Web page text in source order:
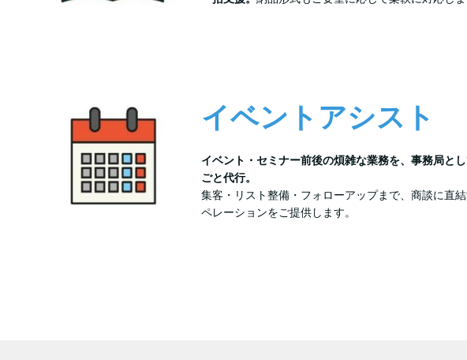
イベントアシスト
イベント・セミナー前後の煩雑な業務を、事務局と
ごと代行。
集客・リスト整備・フォローアップまで、商談に直
ペレーションをご提供します。